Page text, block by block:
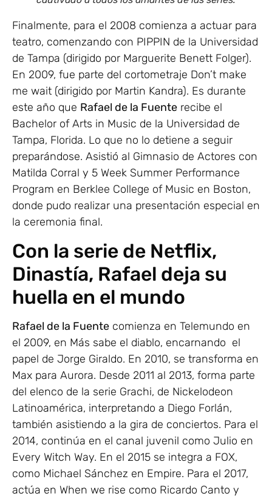
Finalmente, para el 2008 comienza a actuar para
teatro, comenzando con PIPPIN de la Universidad
de Tampa (dirigido por Marguerite Benett Folger).
En 2009, fue parte del cortometraje Don’t make
me wait (dirigido por Martin Kandra). Es durante
este año que Rafael de la Fuente recibe el
Bachelor of Arts in Music de la Universidad de
Tampa, Florida. Lo que no lo detiene a seguir
preparándose. Asistió al Gimnasio de Actores con
Matilda Corral y 5 Week Summer Performance
Program en Berklee College of Music en Boston,
donde pudo realizar una presentación especial en
la ceremonia final.
Con la serie de Netflix,
Dinastía, Rafael deja su
huella en el mundo
Rafael de la Fuente comienza en Telemundo en
el 2009, en Más sabe el diablo, encarnando el
papel de Jorge Giraldo. En 2010, se transforma en
Max para Aurora. Desde 2011 al 2013, forma parte
del elenco de la serie Grachi, de Nickelodeon
Latinoamérica, interpretando a Diego Forlán,
también asistiendo a la gira de conciertos. Para el
2014, continúa en el canal juvenil como Julio en
Every Witch Way. En el 2015 se integra a FOX,
como Michael Sánchez en Empire. Para el 2017,
actúa en When we rise como Ricardo Canto y